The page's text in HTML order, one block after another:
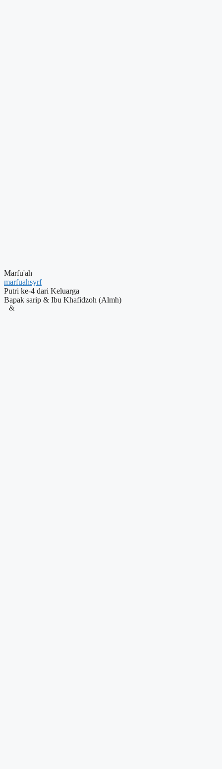
Marfu'ah
marfuahsyrf
Putri ke-4 dari Keluarga
Bapak sarip & Ibu Khafidzoh (Almh)
&